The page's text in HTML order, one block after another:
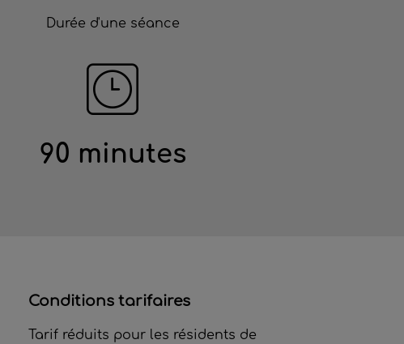
Durée d'une séance
90 minutes
Conditions tarifaires
Tarif réduits pour les résidents de